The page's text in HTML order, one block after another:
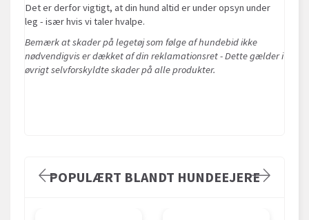
Det er derfor vigtigt, at din hund altid er under opsyn under
leg - især hvis vi taler hvalpe.
Bemærk at skader på legetøj som følge af hundebid ikke
nødvendigvis er dækket af din reklamationsret - Dette gælder i
øvrigt selvforskyldte skader på alle produkter.
POPULÆRT BLANDT HUNDEEJERE